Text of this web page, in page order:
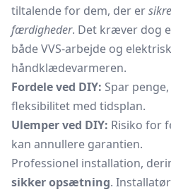
tiltalende for dem, der er
færdigheder. Det kræver dog
både VVS-arbejde og
håndklædevarmeren.
Fordele ved DIY: Spar
fleksibilitet med tidsplan.
Ulemper ved DIY: Risiko for
kan annullere garantien.
Professionel installation,
sikker opsætning.